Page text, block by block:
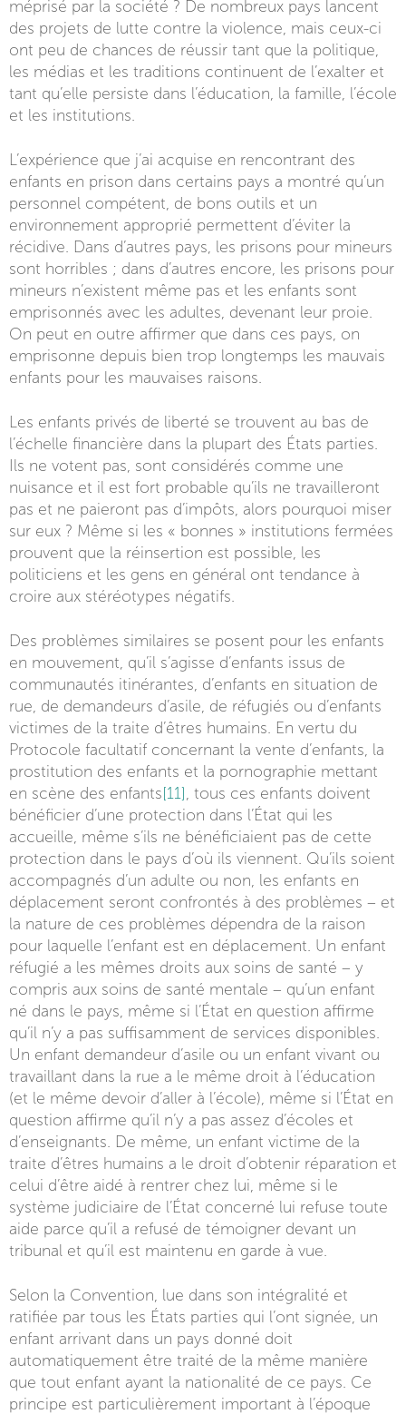
méprisé par la société ? De nombreux pays lancent
des projets de lutte contre la violence, mais ceux-ci
ont peu de chances de réussir tant que la politique,
les médias et les traditions continuent de l’exalter et
tant qu’elle persiste dans l’éducation, la famille, l’école
et les institutions.
L’expérience que j’ai acquise en rencontrant des
enfants en prison dans certains pays a montré qu’un
personnel compétent, de bons outils et un
environnement approprié permettent d’éviter la
récidive. Dans d’autres pays, les prisons pour mineurs
sont horribles ; dans d’autres encore, les prisons pour
mineurs n’existent même pas et les enfants sont
emprisonnés avec les adultes, devenant leur proie.
On peut en outre affirmer que dans ces pays, on
emprisonne depuis bien trop longtemps les mauvais
enfants pour les mauvaises raisons.
Les enfants privés de liberté se trouvent au bas de
l’échelle financière dans la plupart des États parties.
Ils ne votent pas, sont considérés comme une
nuisance et il est fort probable qu’ils ne travailleront
pas et ne paieront pas d’impôts, alors pourquoi miser
sur eux ? Même si les « bonnes » institutions fermées
prouvent que la réinsertion est possible, les
politiciens et les gens en général ont tendance à
croire aux stéréotypes négatifs.
Des problèmes similaires se posent pour les enfants
en mouvement, qu’il s’agisse d’enfants issus de
communautés itinérantes, d’enfants en situation de
rue, de demandeurs d’asile, de réfugiés ou d’enfants
victimes de la traite d’êtres humains. En vertu du
Protocole facultatif concernant la vente d’enfants, la
prostitution des enfants et la pornographie mettant
en scène des enfants [11] , tous ces enfants doivent
bénéficier d’une protection dans l’État qui les
accueille, même s’ils ne bénéficiaient pas de cette
protection dans le pays d’où ils viennent. Qu’ils soient
accompagnés d’un adulte ou non, les enfants en
déplacement seront confrontés à des problèmes – et
la nature de ces problèmes dépendra de la raison
pour laquelle l’enfant est en déplacement. Un enfant
réfugié a les mêmes droits aux soins de santé – y
compris aux soins de santé mentale – qu’un enfant
né dans le pays, même si l’État en question affirme
qu’il n’y a pas suffisamment de services disponibles.
Un enfant demandeur d’asile ou un enfant vivant ou
travaillant dans la rue a le même droit à l’éducation
(et le même devoir d’aller à l’école), même si l’État en
question affirme qu’il n’y a pas assez d’écoles et
d’enseignants. De même, un enfant victime de la
traite d’êtres humains a le droit d’obtenir réparation et
celui d’être aidé à rentrer chez lui, même si le
système judiciaire de l’État concerné lui refuse toute
aide parce qu’il a refusé de témoigner devant un
tribunal et qu’il est maintenu en garde à vue.
Selon la Convention, lue dans son intégralité et
ratifiée par tous les États parties qui l’ont signée, un
enfant arrivant dans un pays donné doit
automatiquement être traité de la même manière
que tout enfant ayant la nationalité de ce pays. Ce
principe est particulièrement important à l’époque